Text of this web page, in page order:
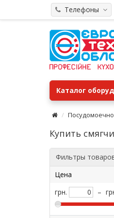
Телефоны
Каталог
Купить
Фильтры
Цена
грн.
–